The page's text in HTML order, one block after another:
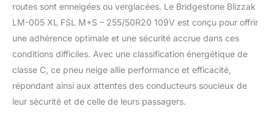
routes sont enneigées ou verglacées. Le Bridgestone Blizzak
LM-005 XL FSL M+S – 255/50R20 109V est conçu pour offrir
une adhérence optimale et une sécurité accrue dans ces
conditions difficiles. Avec une classification énergétique de
classe C, ce pneu neige allie performance et efficacité,
répondant ainsi aux attentes des conducteurs soucieux de
leur sécurité et de celle de leurs passagers.